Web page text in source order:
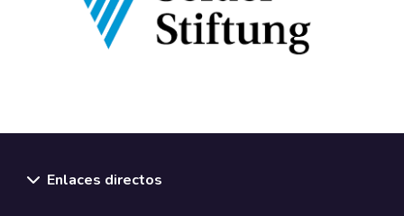
Enlaces directos